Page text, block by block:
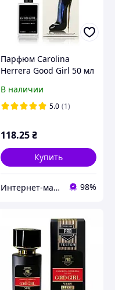
Парфюм Carolina
Herrera Good Girl 50 мл
(9055H)
В наличии
5.0 (1)
118.25₴
Купить
Интернет-магазин "Optparfum" 98%